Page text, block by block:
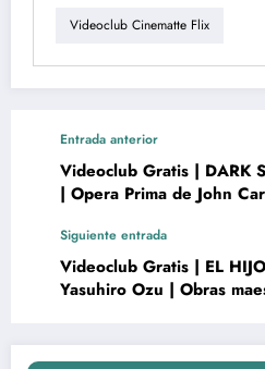
Videoclub Cinematte Flix
Entrada anterior
Videoclub Gratis | DARK
| Opera Prima de John
Siguiente entrada
Videoclub Gratis | EL
Yasuhiro Ozu | Obras